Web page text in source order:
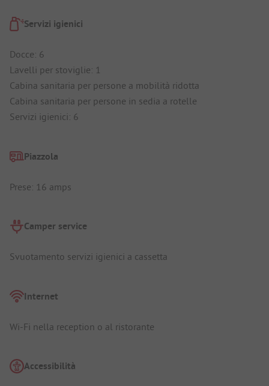
Servizi igienici
Docce: 6
Lavelli per stoviglie: 1
Cabina sanitaria per persone a mobilità ridotta
Cabina sanitaria per persone in sedia a rotelle
Servizi igienici: 6
Piazzola
Prese: 16 amps
Camper service
Svuotamento servizi igienici a cassetta
Internet
Wi-Fi nella reception o al ristorante
Accessibilità